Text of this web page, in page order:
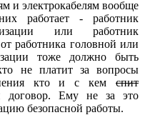
и электрокабелям вообще
работает - работник
или работник
работника головной или
тоже должно быть
не платит за вопросы
кто и с кем спит
договор. Ему не за это
безопасной работы.